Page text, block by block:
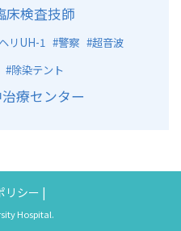
床検査技師
リUH-1 警察
超音波
除染テント
療センター
リシー |
Hospital.